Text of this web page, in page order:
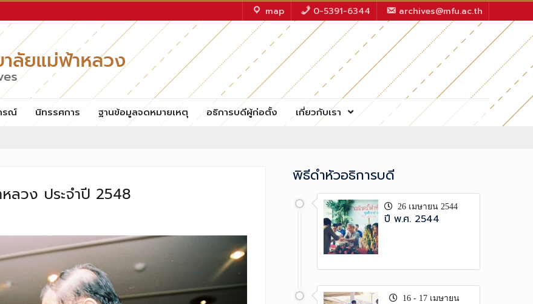
map 0-5391-6344 archives@mfu.ac.th
รณ์ นิทรรศการ ฐานข้อมูลจดหมายเหตุ อธิการบดีผู้ก่อตั้ง เกี่ยวกับเรา
ลวง ประจำปี 2548
พิธีดำหัวอธิการบดี
26 เมษายน 2544
ปี พ.ศ. 2544
16 - 17 เมษายน